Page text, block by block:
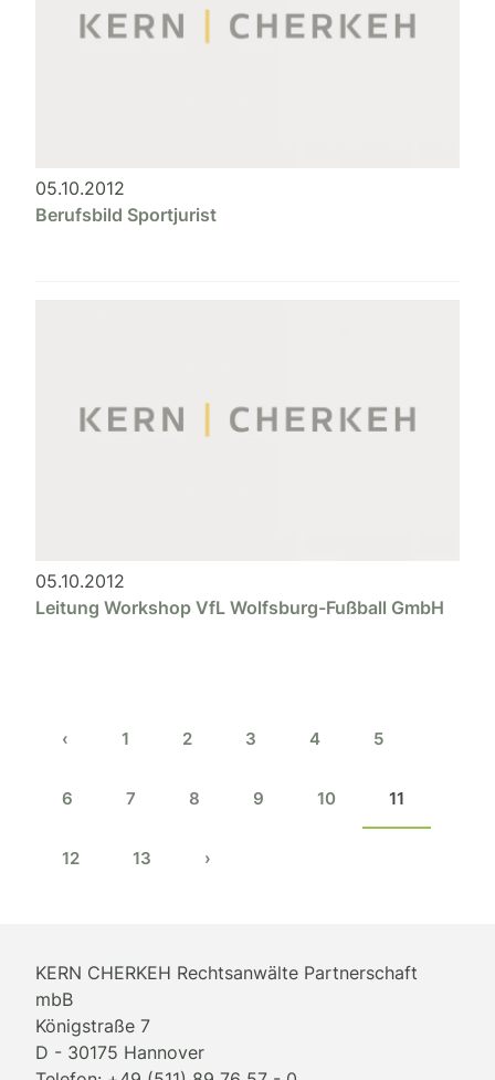
05.10.2012
Berufsbild Sportjurist
05.10.2012
Leitung Workshop VfL Wolfsburg-Fußball GmbH
‹ 1 2 3 4 5
6 7 8 9 10 11
12 13 ›
KERN CHERKEH Rechtsanwälte Partnerschaft
mbB
Königstraße 7
D - 30175 Hannover